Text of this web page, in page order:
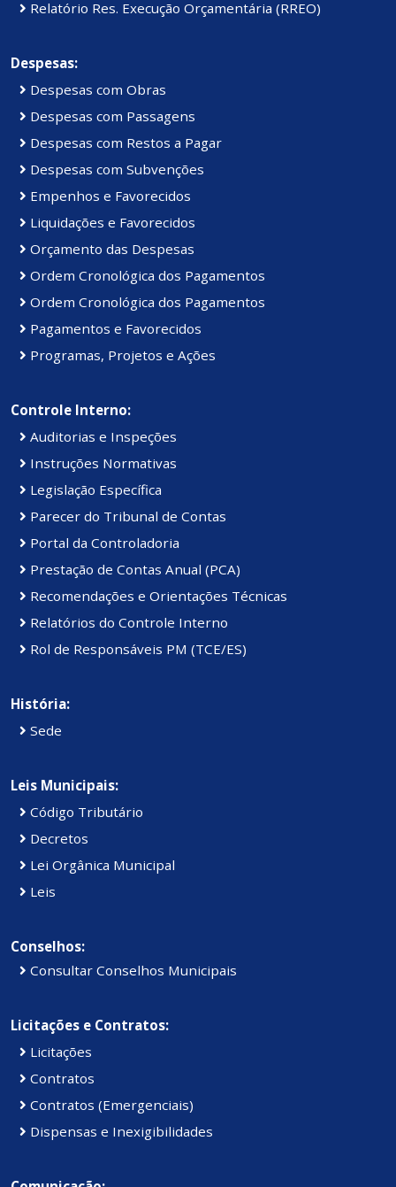
Relatório Res. Execução Orçamentária (RREO)
Despesas:
Despesas com Obras
Despesas com Passagens
Despesas com Restos a Pagar
Despesas com Subvenções
Empenhos e Favorecidos
Liquidações e Favorecidos
Orçamento das Despesas
Ordem Cronológica dos Pagamentos
Ordem Cronológica dos Pagamentos
Pagamentos e Favorecidos
Programas, Projetos e Ações
Controle Interno:
Auditorias e Inspeções
Instruções Normativas
Legislação Específica
Parecer do Tribunal de Contas
Portal da Controladoria
Prestação de Contas Anual (PCA)
Recomendações e Orientações Técnicas
Relatórios do Controle Interno
Rol de Responsáveis PM (TCE/ES)
História:
Sede
Leis Municipais:
Código Tributário
Decretos
Lei Orgânica Municipal
Leis
Conselhos:
Consultar Conselhos Municipais
Licitações e Contratos:
Licitações
Contratos
Contratos (Emergenciais)
Dispensas e Inexigibilidades